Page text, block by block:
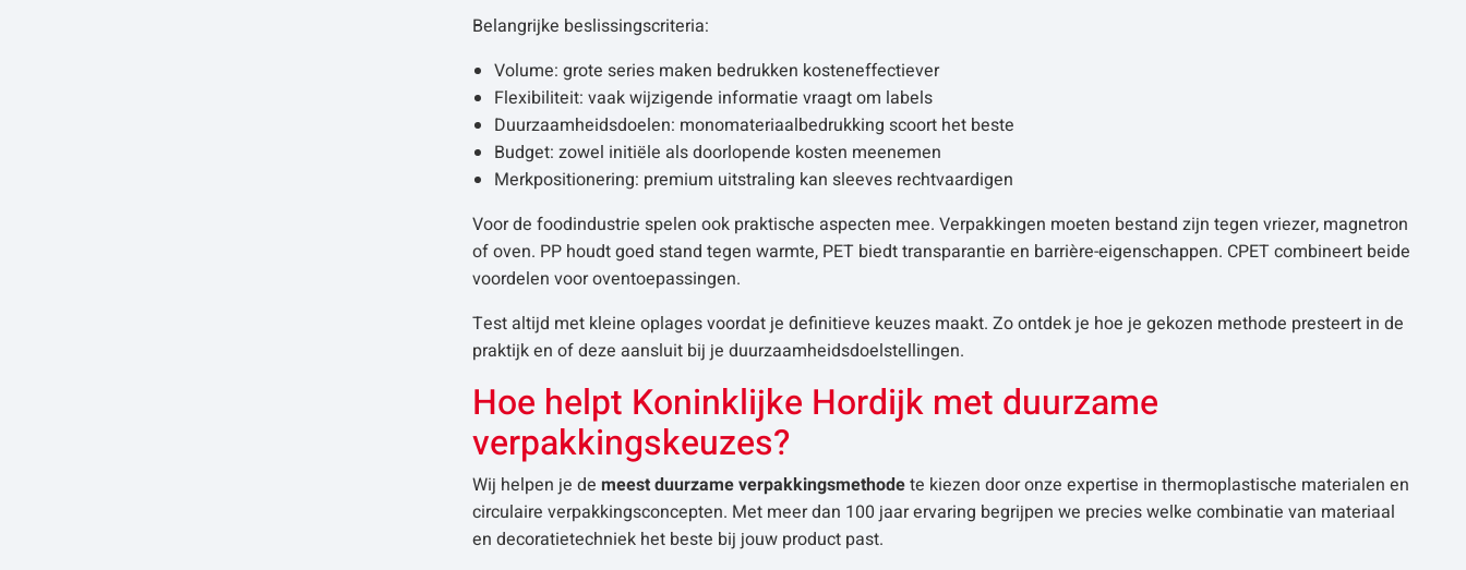
Belangrijke beslissingscriteria:
Volume: grote series maken bedrukken kosteneffectiever
Flexibiliteit: vaak wijzigende informatie vraagt om labels
Duurzaamheidsdoelen: monomateriaalbedrukking scoort het beste
Budget: zowel initiële als doorlopende kosten meenemen
Merkpositionering: premium uitstraling kan sleeves rechtvaardigen
Voor de foodindustrie spelen ook praktische aspecten mee. Verpakkingen moeten bestand zijn tegen vriezer, magnetron
of oven. PP houdt goed stand tegen warmte, PET biedt transparantie en barrière-eigenschappen. CPET combineert beide
voordelen voor oven­toepassingen.
Test altijd met kleine oplages voordat je definitieve keuzes maakt. Zo ontdek je hoe je gekozen methode presteert in de
praktijk en of deze aansluit bij je duurzaamheidsdoelstellingen.
Hoe helpt Koninklijke Hordijk met duurzame
verpakkingskeuzes?
Wij helpen je demeest duurzame verpakkingsmethodete kiezen door onze expertise in thermoplastische materialen en
circulaire verpakkingsconcepten. Met meer dan 100 jaar ervaring begrijpen we precies welke combinatie van materiaal
en decoratietechniek het beste bij jouw product past.